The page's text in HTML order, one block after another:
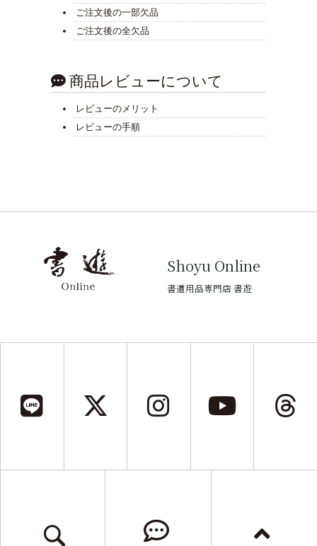
ご注文後の一部欠品
ご注文後の全欠品
商品レビューについて
レビューのメリット
レビューの手順
Shoyu Online
書道用品専門店 書遊